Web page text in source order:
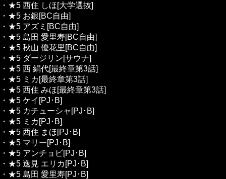
・★5 西住 しほ[大学選抜]
・★5 お銀[BC自由]
・★5 アズミ[BC自由]
・★5 島田 愛里寿[BC自由]
・★5 秋山 優花里[BC自由]
・★5 ダージリン[サウナ]
・★5 西 絹代[最終章第3話]
・★5 ミカ[最終章第3話]
・★5 西住 みほ[最終章第3話]
・★5 ケイ[PJ･B]
・★5 カチューシャ[PJ･B]
・★5 ミカ[PJ･B]
・★5 西住 まほ[PJ･B]
・★5 マリー[PJ･B]
・★5 アンチョビ[PJ･B]
・★5 逸見 エリカ[PJ･B]
・★5 島田 愛里寿[PJ･B]